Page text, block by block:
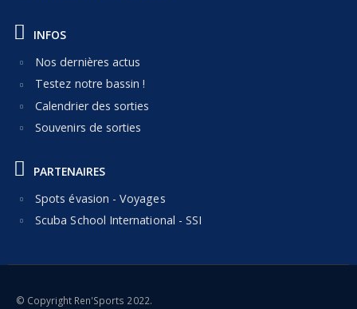
INFOS
Nos dernières actus
Testez notre bassin !
Calendrier des sorties
Souvenirs de sorties
PARTENAIRES
Spots évasion - Voyages
Scuba School International - SSI
© Copyright Ren'Sports 2022.